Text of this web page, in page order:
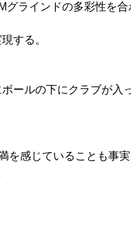
ラインドの多彩性を合
する。
ールの下にクラブが入
感じていることも事実